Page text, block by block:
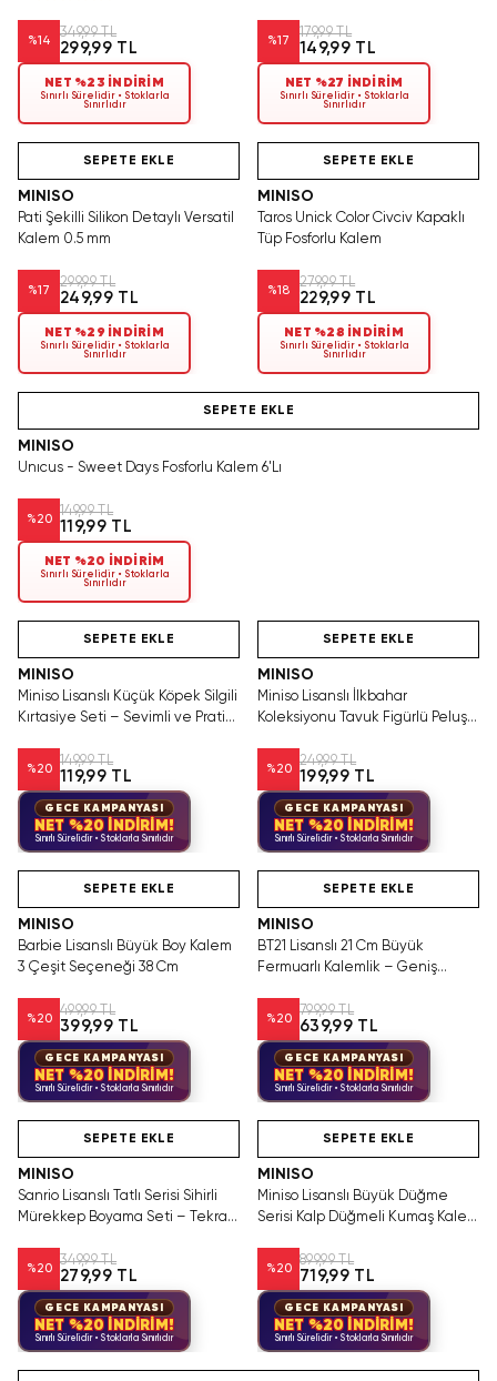
%14
349,99 TL
299,99 TL
NET %23 İNDİRİM
Sınırlı Sürelidir • Stoklarla
Sınırlıdır
%17
179,99 TL
149,99 TL
NET %27 İNDİRİM
Sınırlı Sürelidir • Stoklarla
Sınırlıdır
Tükenmeden Satın Al
SEPETE EKLE
MINISO
Pati Şekilli Silikon Detaylı Versatil
Kalem 0.5 mm
%17
299,99 TL
249,99 TL
NET %29 İNDİRİM
Sınırlı Sürelidir • Stoklarla
Sınırlıdır
SEPETE EKLE
MINISO
Taros Unick Color Civciv Kapaklı
Tüp Fosforlu Kalem
%18
279,99 TL
229,99 TL
NET %28 İNDİRİM
Sınırlı Sürelidir • Stoklarla
Sınırlıdır
SEPETE EKLE
MINISO
Unıcus - Sweet Days Fosforlu Kalem 6'Lı
%20
149,99 TL
119,99 TL
NET %20 İNDİRİM
Sınırlı Sürelidir • Stoklarla
Sınırlıdır
Tükenmeden Satın Al
SEPETE EKLE
MINISO
Miniso Lisanslı Küçük Köpek Silgili
Kırtasiye Seti – Sevimli ve Pratik
%20
149,99 TL
119,99 TL
GECE KAMPANYASI
NET %20 İNDİRİM!
Sınırlı Sürelidir • Stoklarla Sınırlıdır
Tükenmeden Satın Al
SEPETE EKLE
MINISO
Miniso Lisanslı İlkbahar
Koleksiyonu Tavuk Figürlü Peluş
%20
249,99 TL
199,99 TL
GECE KAMPANYASI
NET %20 İNDİRİM!
Sınırlı Sürelidir • Stoklarla Sınırlıdır
SEPETE EKLE
MINISO
Barbie Lisanslı Büyük Boy Kalem
3 Çeşit Seçeneği 38 Cm
%20
499,99 TL
399,99 TL
GECE KAMPANYASI
NET %20 İNDİRİM!
Sınırlı Sürelidir • Stoklarla Sınırlıdır
SEPETE EKLE
MINISO
BT21 Lisanslı 21 Cm Büyük
Fermuarlı Kalemlik – Geniş
%20
799,99 TL
639,99 TL
GECE KAMPANYASI
NET %20 İNDİRİM!
Sınırlı Sürelidir • Stoklarla Sınırlıdır
Tükenmeden Satın Al
SEPETE EKLE
MINISO
Sanrio Lisanslı Tatlı Serisi Sihirli
Mürekkep Boyama Seti – Tekrar
ve Kalem Seti 15 Cm
%20
349,99 TL
279,99 TL
GECE KAMPANYASI
NET %20 İNDİRİM!
Sınırlı Sürelidir • Stoklarla Sınırlıdır
SEPETE EKLE
MINISO
Miniso Lisanslı Büyük Düğme
Serisi Kalp Düğmeli Kumaş Kalem
%20
899,99 TL
719,99 TL
GECE KAMPANYASI
NET %20 İNDİRİM!
Sınırlı Sürelidir • Stoklarla Sınırlıdır